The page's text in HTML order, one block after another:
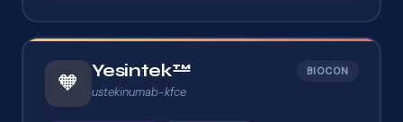
🧡 Yesintek™
ustekinumab-kfce
BIOCON